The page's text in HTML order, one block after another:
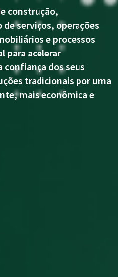
construção,
serviços, operações
e processos
para acelerar
confiança dos seus
tradicionais por uma
mais econômica e